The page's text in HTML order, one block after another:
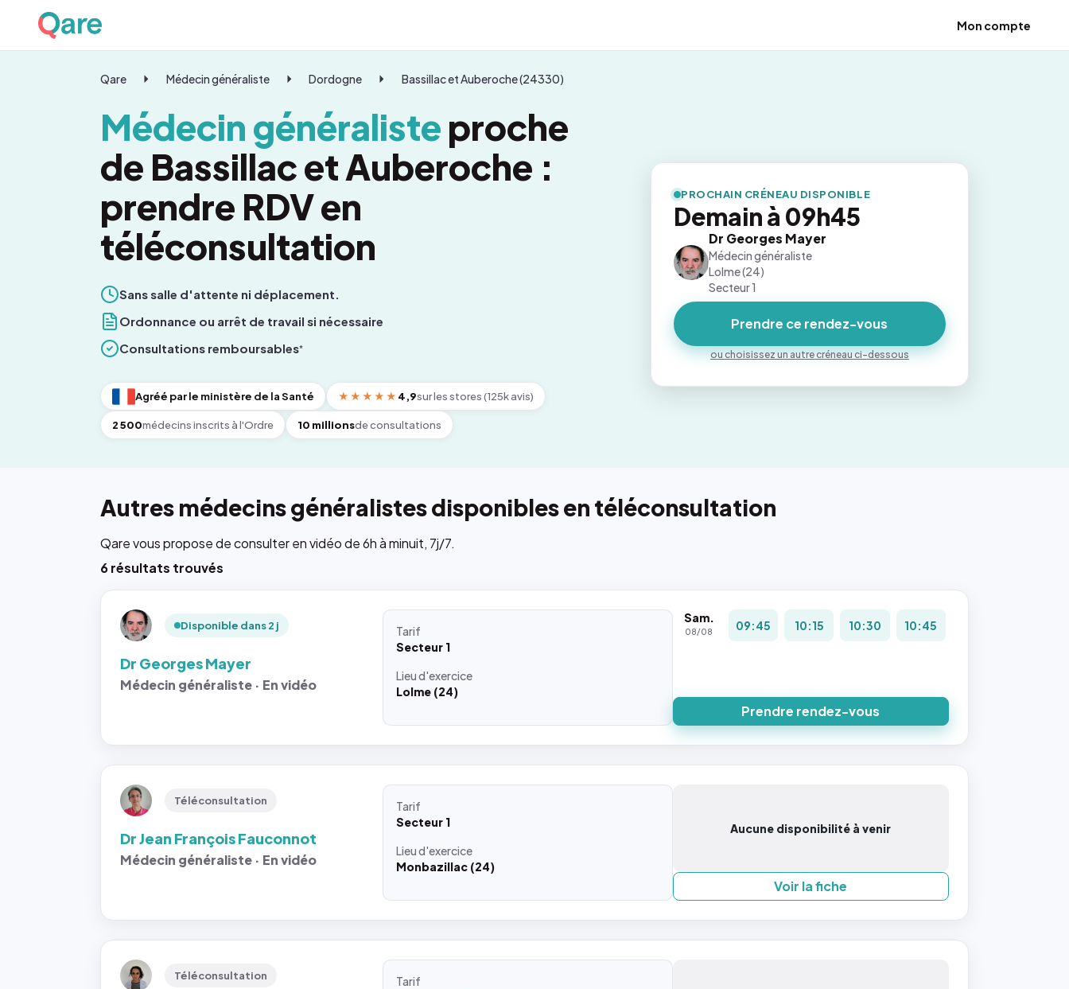
Mon compte
Qare Médecin généraliste Dordogne Bassillac et Auberoche (24330)
Médecin généralisteproche
de Bassillac et Auberoche :
prendre RDV en
téléconsultation
Sans salle d'attente ni déplacement.
Ordonnance ou arrêt de travail si nécessaire
Consultations remboursables*
Agréé par le ministère de la Santé ★★★★★ 4,9sur les stores (125k avis)
2 500médecins inscrits à l'Ordre 10 millionsde consultations
PROCHAIN CRÉNEAU DISPONIBLE
Demain à 09h45
Dr Georges Mayer
Médecin généraliste
Lolme (24)
Secteur 1
Prendre ce rendez-vous
ou choisissez un autre créneau ci-dessous
Autres médecins généralistes disponibles en téléconsultation
Qare vous propose de consulter en vidéo de 6h à minuit, 7j/7.
6 résultats trouvés
Disponible dans 2 j
Dr Georges Mayer
Médecin généraliste · En vidéo
Tarif
Secteur 1
Lieud'exercice
Lolme (24)
Sam.
08/08 09:45 10:15 10:30 10:45
Prendre rendez-vous
Téléconsultation
Dr Jean François Fauconnot
Médecin généraliste · En vidéo
Tarif
Secteur 1
Lieud'exercice
Monbazillac (24)
Aucune disponibilité à venir
Voir la fiche
Téléconsultation
Tarif